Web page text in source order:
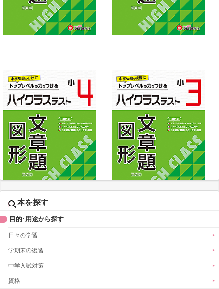
本を探す
目的･用途から探す
日々の学習
学期末の復習
中学入試対策
資格
②「チャレンジテスト」に挑戦
数単元ごとに設けた「チャレンジテスト」では、より発展的な
巻末に設けた学年の総仕上げテストで、今までの学習の実力を
総チェックできます。
④表現力を身につける
求め方や理由を説明する問題には鉛筆のマークをつけていま
す。
⑤解答→別冊
解答以外の解説部分には、くわしい「とき方」や「ポイント」